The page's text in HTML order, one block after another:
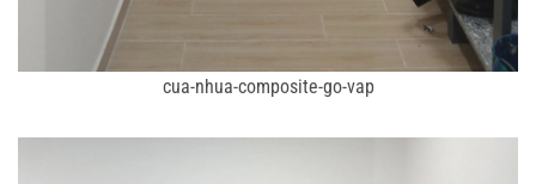
cua-nhua-composite-go-vap